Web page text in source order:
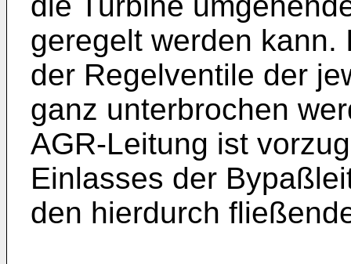
geregelt werden
der Regelventile der
ganz unterbrochen
AGR-Leitung ist
Einlasses der
den hierdurch